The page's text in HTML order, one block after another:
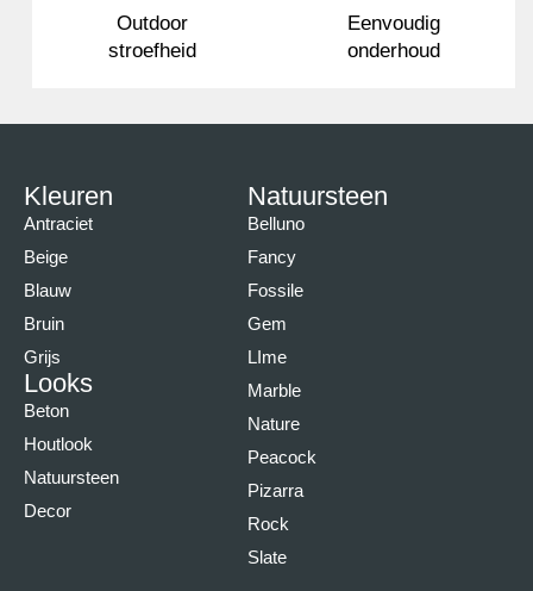
Eenvoudig
onderhoud
Outdoor
stroefheid
Kleuren
Antraciet
Beige
Blauw
Bruin
Grijs
Looks
Beton
Houtlook
Natuursteen
Decor
Natuursteen
Belluno
Fancy
Fossile
Gem
LIme
Marble
Nature
Peacock
Pizarra
Rock
Slate